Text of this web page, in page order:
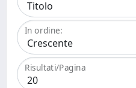
In ordine:
Risultati/Pagina